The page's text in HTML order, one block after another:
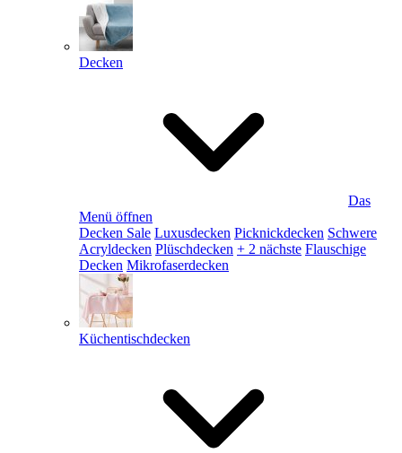
Decken
Das
Menü öffnen
Decken Sale Luxusdecken Picknickdecken Schwere
Acryldecken Plüschdecken + 2 nächste Flauschige
Decken Mikrofaserdecken
Küchentischdecken